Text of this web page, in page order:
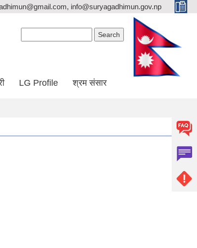
info@suryagadhimun.gov.np
LG Profile श्रम संसार